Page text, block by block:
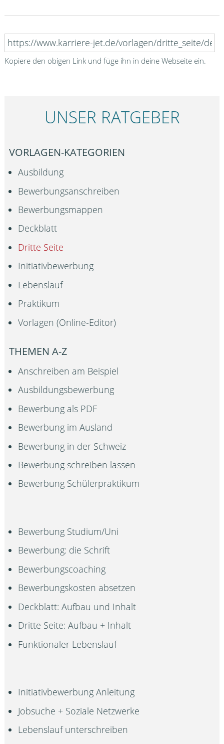
Kopiere den obigen Link und füge ihn in deine Webseite ein.
UNSER RATGEBER
VORLAGEN-KATEGORIEN
Ausbildung
Bewerbungsanschreiben
Bewerbungsmappen
Deckblatt
Dritte Seite
Initiativbewerbung
Lebenslauf
Praktikum
Vorlagen (Online-Editor)
THEMEN A-Z
Anschreiben am Beispiel
Ausbildungsbewerbung
Bewerbung als PDF
Bewerbung im Ausland
Bewerbung in der Schweiz
Bewerbung schreiben lassen
Bewerbung Schülerpraktikum
Bewerbung Studium/Uni
Bewerbung: die Schrift
Bewerbungscoaching
Bewerbungskosten absetzen
Deckblatt: Aufbau und Inhalt
Dritte Seite: Aufbau + Inhalt
Funktionaler Lebenslauf
Initiativbewerbung Anleitung
Jobsuche + Soziale Netzwerke
Lebenslauf unterschreiben